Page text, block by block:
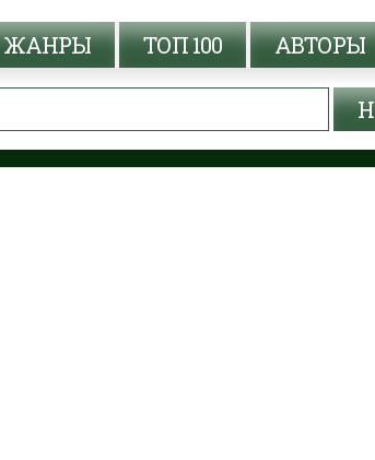
ЖАНРЫ ТОП 100 АВТОРЫ